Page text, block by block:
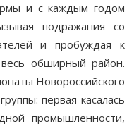
и с каждым годом
подражания со
и пробуждая к
обширный район.
Новороссийского
первая касалась
промышленности,